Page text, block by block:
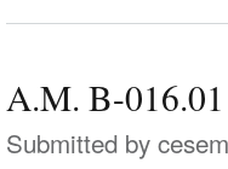
A.M. B-016.01
Submitted by cesem